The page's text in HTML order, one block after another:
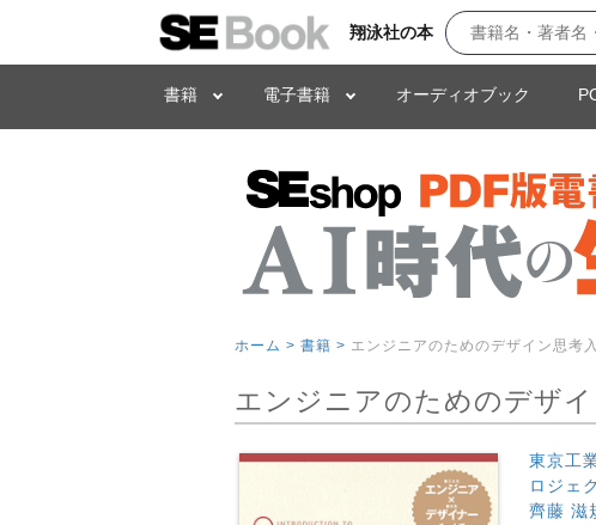
翔泳社の本
書籍 電子書籍 オーディオブック
ホーム > 書籍 > エンジニアのためのデザイン思考
エンジニアのためのデザイ
東京工
ロジェ
齊藤 滋